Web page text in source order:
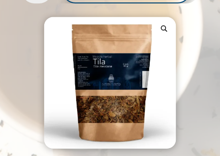
CANTIDAD